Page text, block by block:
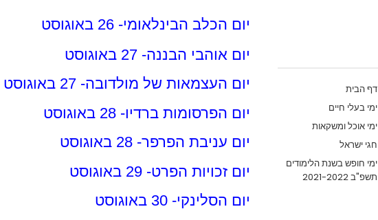
יום הכלב הבינלאומי- 26 באוגוסט
יום אוהבי הבננה- 27 באוגוסט
יום העצמאות של מולדובה- 27 באוגוסט
יום הפרסומות ברדיו- 28 באוגוסט
יום עניבת הפרפר- 28 באוגוסט
יום זכויות הפרט- 29 באוגוסט
יום הסלינקי- 30 באוגוסט
דף הבית
ימי בעלי חיים
ימי אוכל ומשקאות
חגי ישראל
ימי חופש בשנת הלימודים
תשפ"ב 2021-2022